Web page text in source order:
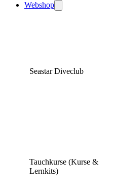
Webshop
Seastar Diveclub
Tauchkurse (Kurse &
Lernkits)